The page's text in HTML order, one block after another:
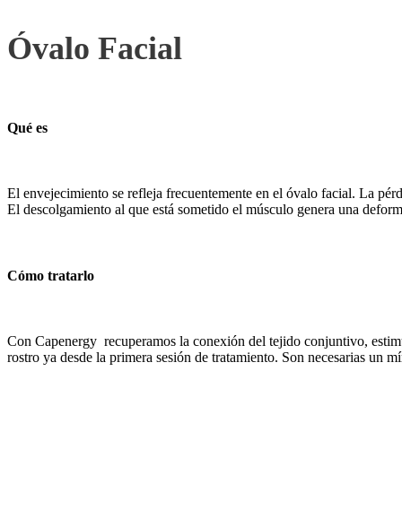
Óvalo Facial
Qué es
El envejecimiento se refleja frecuentemente en el óvalo facial. La
El descolgamiento al que está sometido el músculo genera una
Cómo tratarlo
Con Capenergy recuperamos la conexión del tejido conjuntivo,
rostro ya desde la primera sesión de tratamiento. Son necesarias un